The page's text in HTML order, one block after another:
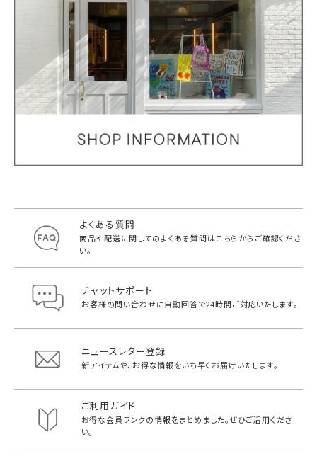
よくある質問
商品や配送に関してのよくある質問はこちらからご確認くださ
い。
チャットサポート
お客様の問い合わせに自動回答で24時間ご対応いたします。
ニュースレター登録
新アイテムや、お得な情報をいち早く お届けいたします。
ご利用ガイド
お得な会員ランクの情報をまとめました。ぜひご活用くださ
い。